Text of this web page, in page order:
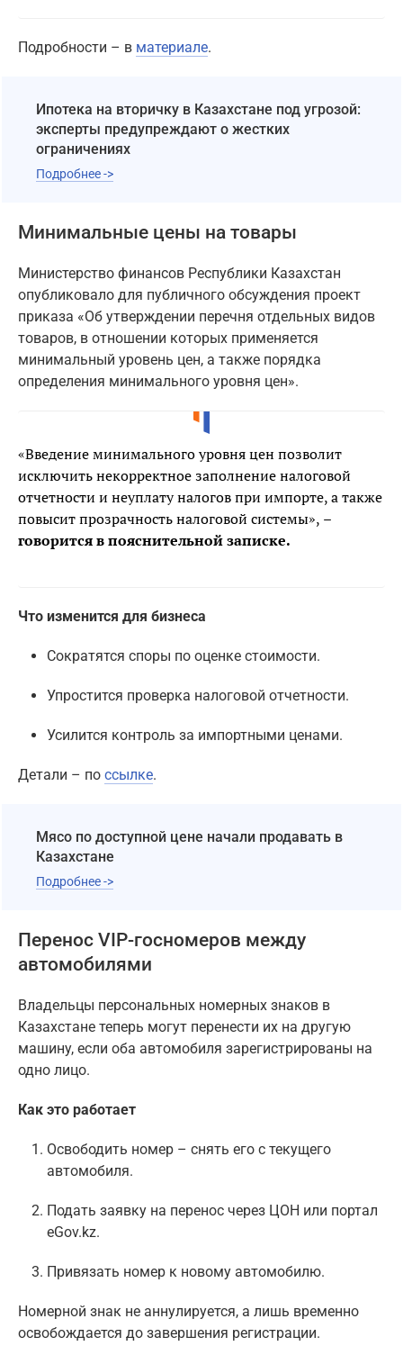
Подробности – в материале.
Ипотека на вторичку в Казахстане под угрозой:
эксперты предупреждают о жестких
ограничениях
Подробнее ->
Минимальные цены на товары
Министерство финансов Республики Казахстан
опубликовало для публичного обсуждения проект
приказа «Об утверждении перечня отдельных видов
товаров, в отношении которых применяется
минимальный уровень цен, а также порядка
определения минимального уровня цен».
«Введение минимального уровня цен позволит
исключить некорректное заполнение налоговой
отчетности и неуплату налогов при импорте, а также
повысит прозрачность налоговой системы», –
говорится в пояснительной записке.
Что изменится для бизнеса
Сократятся споры по оценке стоимости.
Упростится проверка налоговой отчетности.
Усилится контроль за импортными ценами.
Детали – по ссылке.
Мясо по доступной цене начали продавать в
Казахстане
Подробнее ->
Перенос VIP-госномеров между
автомобилями
Владельцы персональных номерных знаков в
Казахстане теперь могут перенести их на другую
машину, если оба автомобиля зарегистрированы на
одно лицо.
Как это работает
Освободить номер – снять его с текущего
автомобиля.
Подать заявку на перенос через ЦОН или портал
eGov.kz.
Привязать номер к новому автомобилю.
Номерной знак не аннулируется, а лишь временно
освобождается до завершения регистрации.